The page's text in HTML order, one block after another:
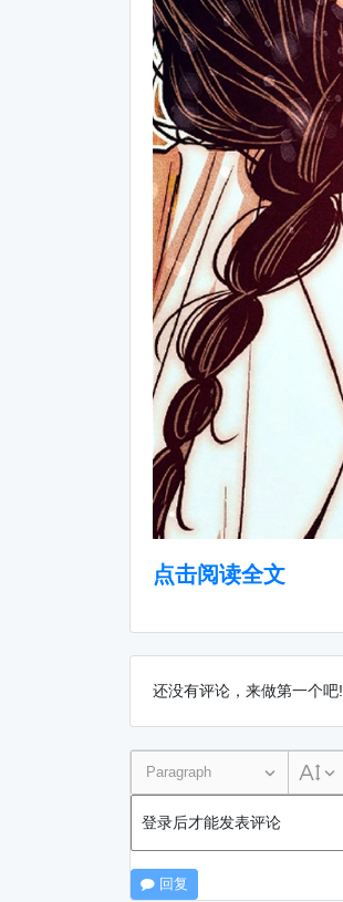
点击阅读全文
还没有评论，来做第一个吧!
Paragraph
登录后才能发表评论
回复